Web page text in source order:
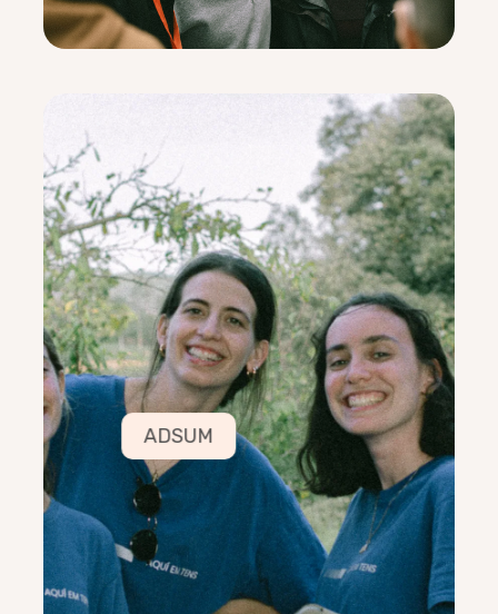
ADSUM
ADSUM
COORDINADORS
Mateo Puig
11/07/2001
Soc dels quals canta a la dutxa, al carrer i fins i
tot en el treball
Neus Rosell
4/11/2000
Sé fer l’ona amb les celles
Mireia Nafria
20/01/2002
M’agrada tocar la guitarra (quan la gent se sap
les cançons…)
Sant Enric d’Ossó:
Maria Bladé i Lucía de
Diego
⁠Maria Mitjançera de totes les gràcies:
Mateo Puig i Edith Ribera
Mare de Déu dels Desemparats:
Denzell
Dave i Clara de Pablo
Sant Bartomeu:
Jonathan Holguin i Laura
Guardiola
Sant Francesc D’Assís:
Lleydys Oviedo i Cesc